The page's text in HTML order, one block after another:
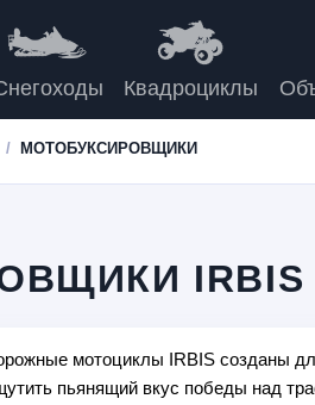
Квадроциклы
МОТОБУКСИРОВЩИКИ
IRBIS
мотоциклы IRBIS созданы
пьянящий вкус победы над